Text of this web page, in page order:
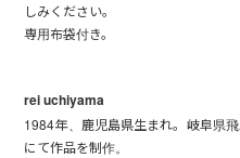
しみください。
専用布袋付き。
rei uchiyama
1984年、鹿児島県生まれ。岐阜県
にて作品を制作。